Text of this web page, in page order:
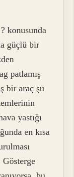
konusunda
güçlü bir
patlamış
bir araç şu
yastığı
en kısa
Gösterge